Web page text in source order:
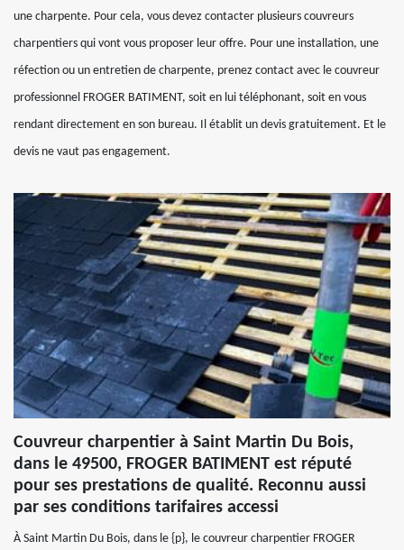
une charpente. Pour cela, vous devez contacter plusieurs couvreurs
charpentiers qui vont vous proposer leur offre. Pour une installation, une
réfection ou un entretien de charpente, prenez contact avec le couvreur
professionnel FROGER BATIMENT, soit en lui téléphonant, soit en vous
rendant directement en son bureau. Il établit un devis gratuitement. Et le
devis ne vaut pas engagement.
Couvreur charpentier à Saint Martin Du Bois,
dans le 49500, FROGER BATIMENT est réputé
pour ses prestations de qualité. Reconnu aussi
par ses conditions tarifaires accessi
À Saint Martin Du Bois, dans le {p}, le couvreur charpentier FROGER